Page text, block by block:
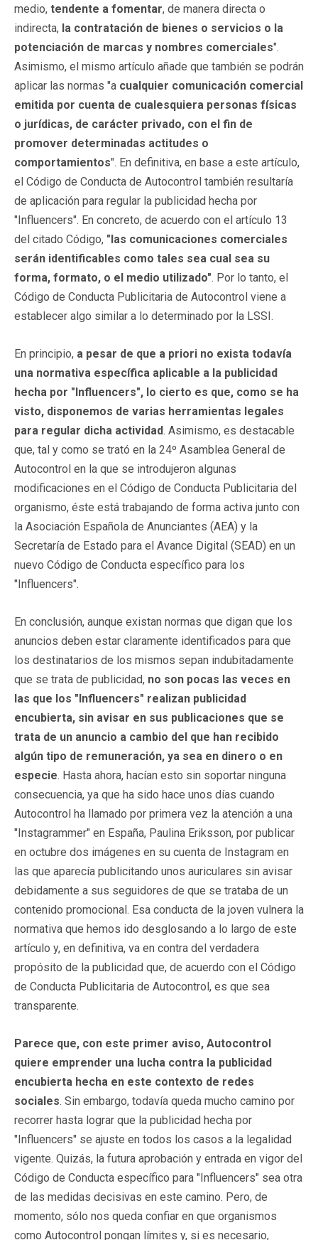
medio, tendente a fomentar, de manera directa o
indirecta, la contratación de bienes o servicios o la
potenciación de marcas y nombres comerciales".
Asimismo, el mismo artículo añade que también se podrán
aplicar las normas "a cualquier comunicación comercial
emitida por cuenta de cualesquiera personas físicas
o jurídicas, de carácter privado, con el fin de
promover determinadas actitudes o
comportamientos". En definitiva, en base a este artículo,
el Código de Conducta de Autocontrol también resultaría
de aplicación para regular la publicidad hecha por
"Influencers". En concreto, de acuerdo con el artículo 13
del citado Código, "las comunicaciones comerciales
serán identificables como tales sea cual sea su
forma, formato, o el medio utilizado". Por lo tanto, el
Código de Conducta Publicitaria de Autocontrol viene a
establecer algo similar a lo determinado por la LSSI.
En principio, a pesar de que a priori no exista todavía
una normativa específica aplicable a la publicidad
hecha por "Influencers", lo cierto es que, como se ha
visto, disponemos de varias herramientas legales
para regular dicha actividad. Asimismo, es destacable
que, tal y como se trató en la 24º Asamblea General de
Autocontrol en la que se introdujeron algunas
modificaciones en el Código de Conducta Publicitaria del
organismo, éste está trabajando de forma activa junto con
la Asociación Española de Anunciantes (AEA) y la
Secretaría de Estado para el Avance Digital (SEAD) en un
nuevo Código de Conducta específico para los
"Influencers".
En conclusión, aunque existan normas que digan que los
anuncios deben estar claramente identificados para que
los destinatarios de los mismos sepan indubitadamente
que se trata de publicidad, no son pocas las veces en
las que los "Influencers" realizan publicidad
encubierta, sin avisar en sus publicaciones que se
trata de un anuncio a cambio del que han recibido
algún tipo de remuneración, ya sea en dinero o en
especie. Hasta ahora, hacían esto sin soportar ninguna
consecuencia, ya que ha sido hace unos días cuando
Autocontrol ha llamado por primera vez la atención a una
"Instagrammer" en España, Paulina Eriksson, por publicar
en octubre dos imágenes en su cuenta de Instagram en
las que aparecía publicitando unos auriculares sin avisar
debidamente a sus seguidores de que se trataba de un
contenido promocional. Esa conducta de la joven vulnera la
normativa que hemos ido desglosando a lo largo de este
artículo y, en definitiva, va en contra del verdadera
propósito de la publicidad que, de acuerdo con el Código
de Conducta Publicitaria de Autocontrol, es que sea
transparente.
Parece que, con este primer aviso, Autocontrol
quiere emprender una lucha contra la publicidad
encubierta hecha en este contexto de redes
sociales. Sin embargo, todavía queda mucho camino por
recorrer hasta lograr que la publicidad hecha por
"Influencers" se ajuste en todos los casos a la legalidad
vigente. Quizás, la futura aprobación y entrada en vigor del
Código de Conducta específico para "Influencers" sea otra
de las medidas decisivas en este camino. Pero, de
momento, sólo nos queda confiar en que organismos
como Autocontrol pongan límites y, si es necesario,